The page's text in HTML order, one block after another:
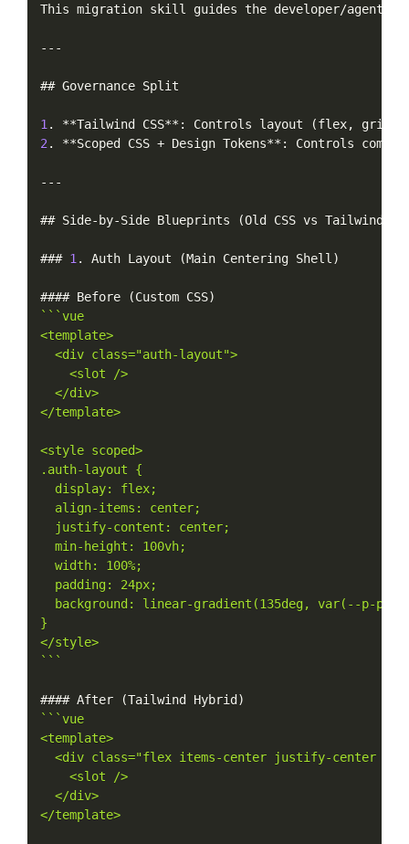
This migration skill guides the developer/agent
-- -
## Governance Split
1 . **Tailwind CSS** : Controls layout (flex, grid
2 . **Scoped CSS + Design Tokens** : Controls
-- -
## Side- by-Side Blueprints (Old CSS vs Tailwind
### 1 . Auth Layout (Main Centering Shell )
#### Before (Custom CSS)
`` `vue
<template>
  <div class="auth-layout">
    <slot />
  </div>
</template>
<style scoped>
.auth-layout {
  display: flex;
  align-items: center;
  justify-content: center;
  min-height: 100vh;
  width: 100%;
  padding: 24px;
background: linear-gradient(135deg, var(--p-
}
</style>
` ``
#### After (Tailwind Hybrid )
`` `vue
<template>
<div class="flex items-center justify-center
    <slot />
  </div>
</template>